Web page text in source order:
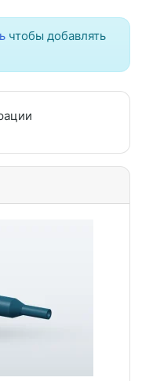
чтобы добавлять